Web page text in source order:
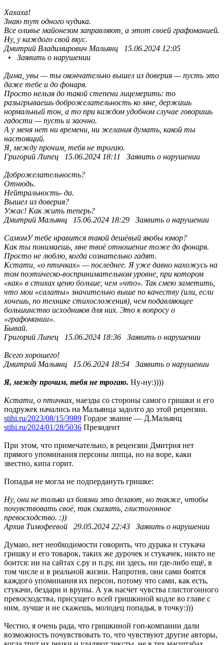
Хахаха!
Знаю тут одного чудика.
Все оливье майонезом заправляют, а этот своей графоманией.
Ну, у каждого свой вкус.
Дмитрий Владимирович Мальянц 15.06.2024 12:05
• Заявить о нарушении
Дима, увы — ты окончательно вышел из доверия — пусть это
даже тебе и до фонаря.
Просто нельзя до такой степени лицемерить: то
разыгрываешь доброжелательность ко мне, держишь
нормальный тон, а то при каждом удобном случае говоришь
гадости — пусть и заочно.
А у меня нет ни времени, ни желания думать, какой ты
настоящий.
Я, между прочим, тебя не трогаю.
Григорий Липец 15.06.2024 18:11 Заявить о нарушении
Доброжелательность?
Отнюдь.
Нейтральность- да.
Вышел из доверия?
Ужас! Как жить теперь?
Дмитрий Мальянц 15.06.2024 18:29 Заявить о нарушении
СамомУ тебе нравится такой дешёвый якобы юмор?
Как ты понимаешь, мне твоё отношение тоже до фонаря.
Просто не люблю, когда сознательно гадят.
Кстати, «о птичках» — последнее. Я уже давно нахожусь на
том поэтическо-воспринимательном уровне, при котором
«как» в стихах ценю больше, чем «что». Так смею заметить,
что мои «салаты» значительно выше по качеству (или, если
хочешь, по технике стихосложения), чем подавляющее
большинство исходников для них. Это к вопросу о
«графомании».
Бывай.
Григорий Липец 15.06.2024 18:36 Заявить о нарушении
Всего хорошего!
Дмитрий Мальянц 15.06.2024 18:54 Заявить о нарушении
Я, между прочим, тебя не трогаю. Ну-ну:))))
Кстати, о птичках, наезды со стороны самого гришки и его
подружек начались на Мальянца задолго до этой рецензии.
stihi.ru/2023/08/15/3989 Гордое звание — Д.Мальянц
stihi.ru/2024/01/28/5036 Президент
При этом, что примечательно, в рецензии Дмитрия нет
прямого упоминания персоны липца, но на воре, каки
звестно, кипа горит.
Попадья не могла не подпердануть гришке:
Ну, они не только из боязни это делают, но также, чтобы
почувствовать своё, так сказать, глистогонное
превосходство. :))
Архив Тимофеевой 29.05.2024 22:43 Заявить о нарушении
Думаю, нет необходимости говорить, что дурака и стукача
гришку и его товарок, таких же дурочек и стукачек, никто не
боится: ни на сайтах с.ру и п.ру, ни здесь, ни где-либо ещё, в
том числе и в реальной жизни. Напротив, они сами боятся
каждого упоминания их персон, потому что сами, как есть,
стукачи, бездари и вруны. А уж насчет чувства глистогонного
превосходства, присущего всей гришкиной кодле во главе с
ним, лучше и не скажешь, молодец попадья, в точку:)))
Честно, я очень рада, что гришкиной гоп-компании дали
возможность почувствовать то, что чувствуют другие авторы,